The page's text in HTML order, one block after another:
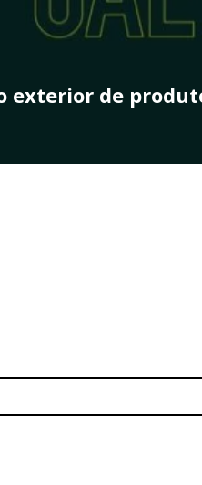
de carbono